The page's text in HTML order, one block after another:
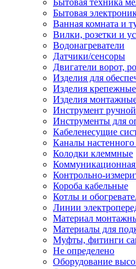
Бытовая техника
Бытовая
Ванная комната и
Вилки, розетки и
Водонагреватели
Датчики/сенсоры
Двигатели ворот,
Изделия для
Изделия крепежные
Изделия
Инструмент ручной
Инструменты для
Кабеленесущие
Каналы
Колодки клеммные
Контрольно-
Короба кабельные
Котлы и
Линии
Материал
Материалы для
Муфты, фитинги
Не определено
Оборудование